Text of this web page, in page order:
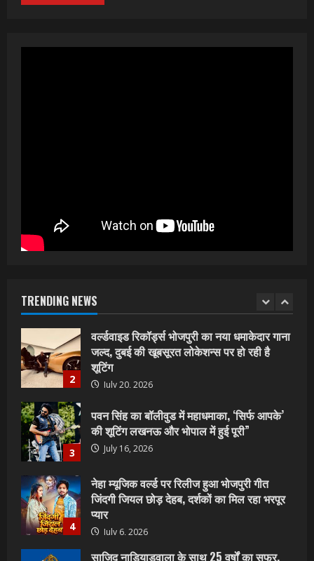
TRENDING NEWS
July 16, 2026
July 23, 2026
2
शूटिंग
July 20, 2026
3
पवन सिंह का बॉलीवुड में महाधमाका, ‘सिर्फ आपके’
की शूटिंग लखनऊ और भोपाल में हुई पूरी”
July 16, 2026
4
नेहा म्यूजिक वर्ल्ड पर रिलीज हुआ भोजपुरी गीत
जिंदगी जियल छोड़ देहब, दर्शकों का मिल रहा भरपूर
प्यार
5
साजिद नाडियाडवाला के साथ 25 वर्षों का सफर,
अब ‘ओम गोल्डन फ्यूचर मूवीज़’ के साथ नई पारी शुरू
करेंगे प्रेमचंद्र झा
July 1, 2026